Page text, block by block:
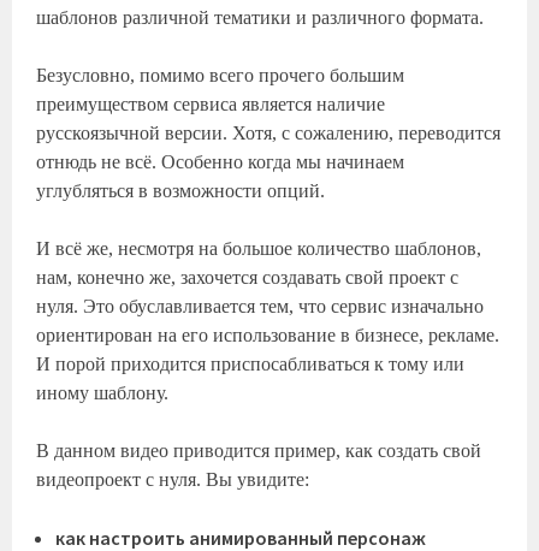
шаблонов различной тематики и различного формата.
Безусловно, помимо всего прочего большим
преимуществом сервиса является наличие
русскоязычной версии. Хотя, с сожалению, переводится
отнюдь не всё. Особенно когда мы начинаем
углубляться в возможности опций.
И всё же, несмотря на большое количество шаблонов,
нам, конечно же, захочется создавать свой проект с
нуля. Это обуславливается тем, что сервис изначально
ориентирован на его использование в бизнесе, рекламе.
И порой приходится приспосабливаться к тому или
иному шаблону.
В данном видео приводится пример, как создать свой
видеопроект с нуля. Вы увидите:
как настроить анимированный персонаж